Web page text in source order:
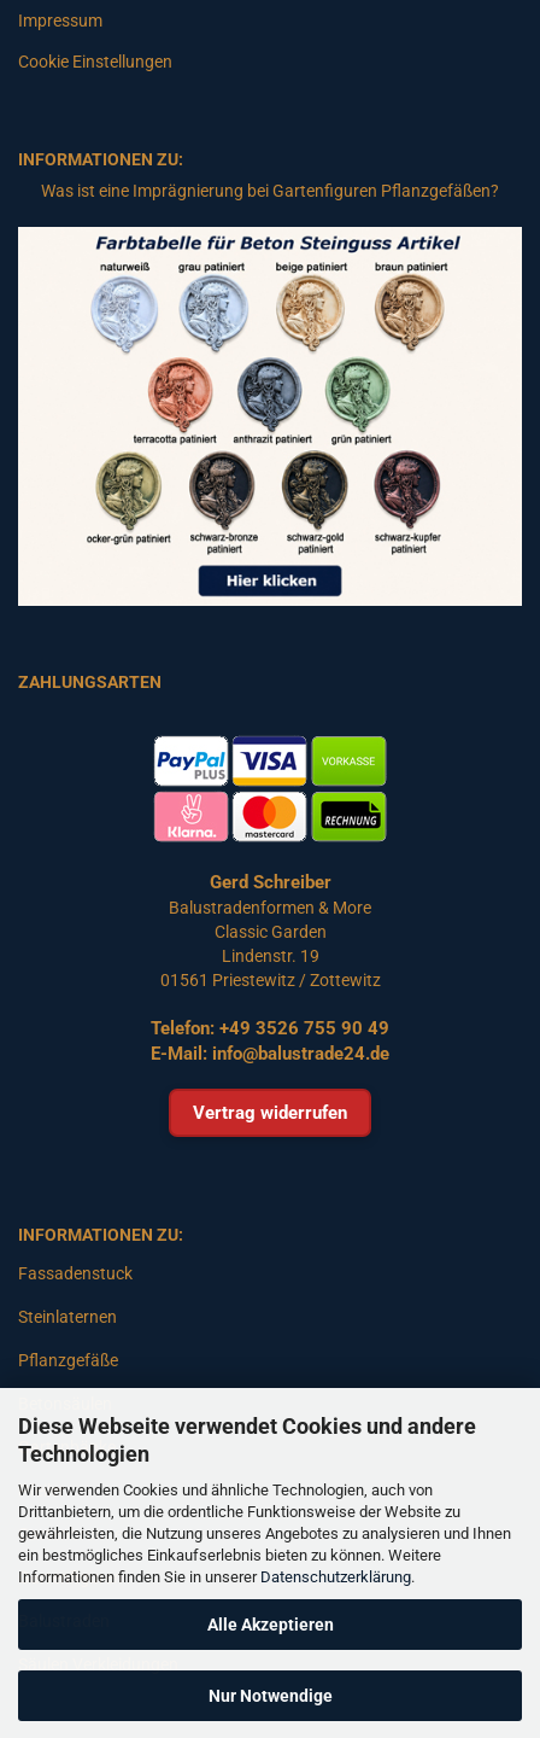
Diese Webseite verwendet Cookies und andere
Technologien
Wir verwenden Cookies und ähnliche Technologien, auch von
Drittanbietern, um die ordentliche Funktionsweise der Website zu
gewährleisten, die Nutzung unseres Angebotes zu analysieren und Ihnen
ein bestmögliches Einkaufserlebnis bieten zu können. Weitere
Informationen finden Sie in unserer Datenschutzerklärung.
Alle Akzeptieren
Nur Notwendige
Impressum
Cookie Einstellungen
INFORMATIONEN ZU:
Was ist eine Imprägnierung bei Gartenfiguren Pflanzgefäßen?
ZAHLUNGSARTEN
Gerd Schreiber
Balustradenformen & More
Classic Garden
Lindenstr. 19
01561 Priestewitz / Zottewitz
Telefon: +49 3526 755 90 49
E-Mail: info@balustrade24.de
Vertrag widerrufen
INFORMATIONEN ZU:
Fassadenstuck
Steinlaternen
Pflanzgefäße
Gartenbänke
Pfeiler
Gartenbrunnen
Gartenfiguren